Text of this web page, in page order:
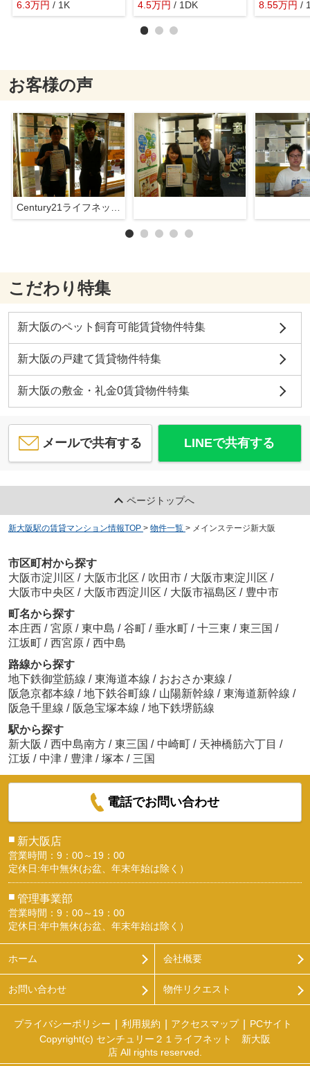
6.3万円 / 1K
4.5万円 / 1DK 8.55万円 /
お客様の声
こだわり特集
新大阪のペット飼育可能賃貸物件特集
新大阪の戸建て賃貸物件特集
新大阪の敷金・礼金0賃貸物件特集
メールで共有する LINEで共有する
ページトップへ
新大阪駅の賃貸マンション情報TOP > 物件一覧 > メインステージ新大阪
市区町村から探す
大阪市淀川区 / 大阪市北区 / 吹田市 / 大阪市東淀川区 /
大阪市中央区 / 大阪市西淀川区 / 大阪市福島区 / 豊中市
町名から探す
本庄西 / 宮原 / 東中島 / 谷町 / 垂水町 / 十三東 / 東三国 /
江坂町 / 西宮原 / 西中島
路線から探す
地下鉄御堂筋線 / 東海道本線 / おおさか東線 /
阪急京都本線 / 地下鉄谷町線 / 山陽新幹線 / 東海道新幹線 /
阪急千里線 / 阪急宝塚本線 / 地下鉄堺筋線
駅から探す
新大阪 / 西中島南方 / 東三国 / 中崎町 / 天神橋筋六丁目 /
江坂 / 中津 / 豊津 / 塚本 / 三国
電話でお問い合わせ
■ 新大阪店
営業時間：9：00～19：00
定休日:年中無休(お盆、年末年始は除く）
■ 管理事業部
営業時間：9：00～19：00
定休日:年中無休(お盆、年末年始は除く）
ホーム 会社概要
お問い合わせ 物件リクエスト
プライバシーポリシー 利用規約 アクセスマップ
PCサイト
Copyright(c) センチュリー２１ライフネット 新大阪
店 All rights reserved.